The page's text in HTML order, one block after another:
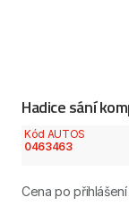
Hadice sání
Kód AUTOS
0463463
Cena po přihlášení